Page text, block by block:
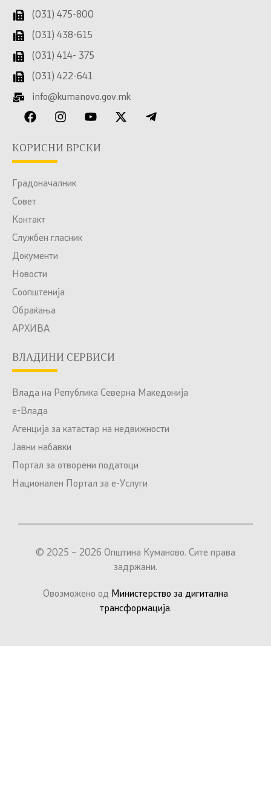
(031) 475-800
(031) 438-615
(031) 414- 375
(031) 422-641
info@kumanovo.gov.mk
КОРИСНИ ВРСКИ
Градоначалник
Совет
Контакт
Службен гласник
Документи
Новости
Соопштенија
Обраќања
АРХИВА
ВЛАДИНИ СЕРВИСИ
Влада на Република Северна Македонија
е-Влада
Агенција за катастар на недвижности
Јавни набавки
Портал за отворени податоци
Национален Портал за е-Услуги
© 2025 – 2026 Општина Куманово. Сите права
задржани.
Овозможено од Министерство за дигитална
трансформација.